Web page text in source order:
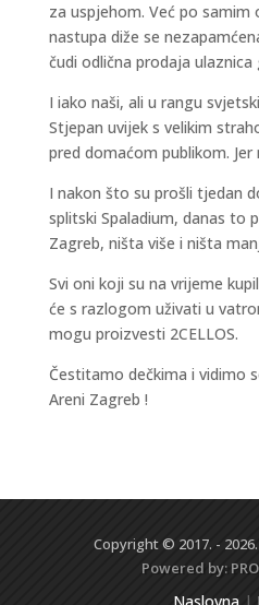
za uspjehom. Već po
nastupa diže se
čudi odlična prodaja
I iako naši, ali u rangu
Stjepan uvijek s velikim
pred domaćom publikom. Jer
I nakon što su prošli tjedan
splitski Spaladium, danas to
Zagreb, ništa više i ništa
Svi oni koji su na vrijeme
će s razlogom uživati u
mogu proizvesti 2CELLOS.
Čestitamo dečkima i vidimo
Areni Zagreb !
Copyright © 2017. -
Powered by: